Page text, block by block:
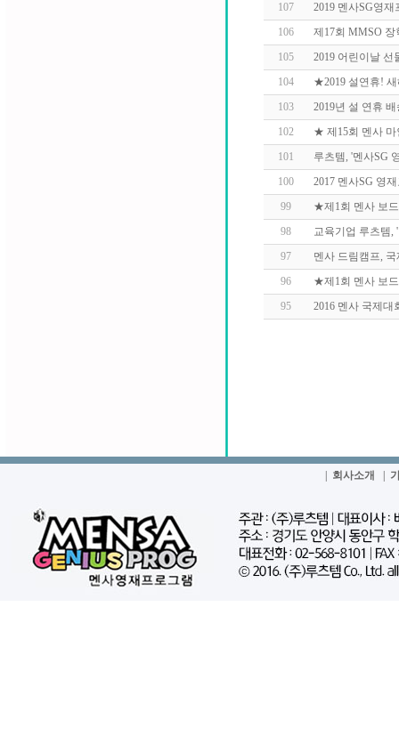
107
2019 멘사SG영
106
제17회 MMSO 장
105
2019 어린이날 선
104
★2019 설연휴!
103
2019년 설 연휴
102
★ 제15회 멘사
101
루츠템, '멘사SG
100
2017 멘사SG 영
99
★제1회 멘사 보
98
교육기업 루츠템,
97
멘사 드림캠프,
96
★제1회 멘사 보
95
2016 멘사 국제
회사소개